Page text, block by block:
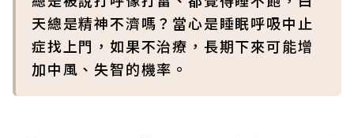
天總是精神不濟嗎？當心是睡眠呼吸中止
症找上門，如果不治療，長期下來可能增
加中風、失智的機率。